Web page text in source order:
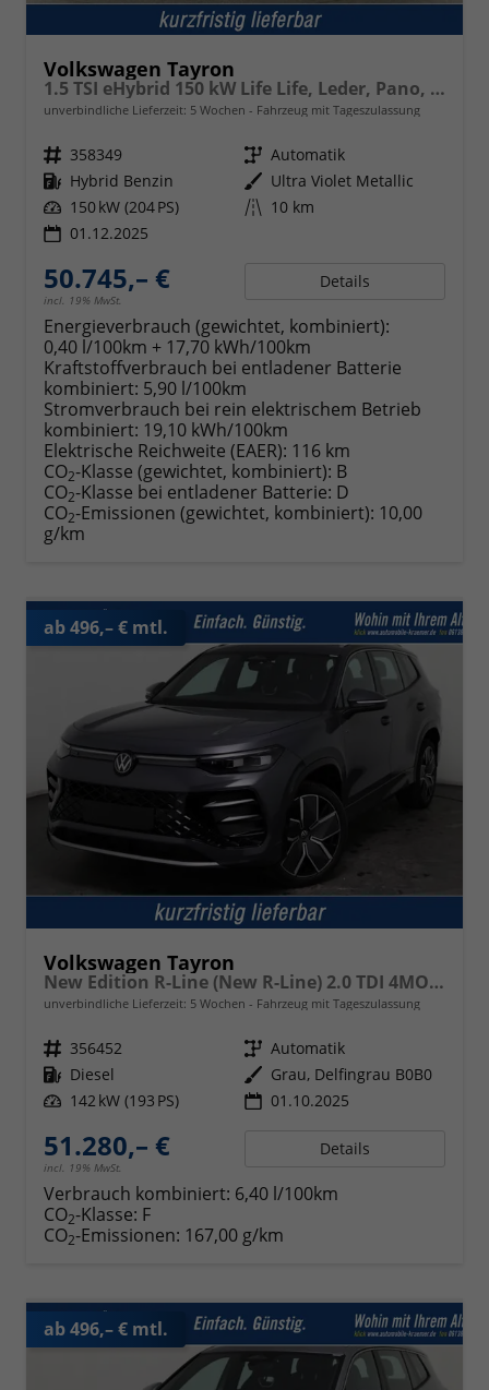
Volkswagen Tayron
1.5 TSI eHybrid 150 kW Life Life, Leder, Pano, HuD, AHK, AreaView, Side, Navi, Winter, 5-J. Garantie
unverbindliche Lieferzeit: 5 Wochen Fahrzeug mit Tageszulassung
Fahrzeugnr. 358349 Getriebe Automatik
Kraftstoff Hybrid Benzin Außenfarbe Ultra Violet Metallic
Leistung 150 kW (204 PS) Kilometerstand 10 km
01.12.2025
50.745,– €
incl. 19% MwSt.
Details
Energieverbrauch (gewichtet, kombiniert):
0,40 l/100km + 17,70 kWh/100km
Kraftstoffverbrauch bei entladener Batterie
kombiniert: 5,90 l/100km
Stromverbrauch bei rein elektrischem Betrieb
kombiniert: 19,10 kWh/100km
Elektrische Reichweite (EAER): 116 km
CO2-Klasse (gewichtet, kombiniert): B
CO2-Klasse bei entladener Batterie: D
CO2-Emissionen (gewichtet, kombiniert): 10,00
g/km
ab 496,– € mtl.
Volkswagen Tayron
New Edition R-Line (New R-Line) 2.0 TDI 4MOTION 142kW (193 PS) 7-Gang-Doppelkupplungsgetriebe DSG
unverbindliche Lieferzeit: 5 Wochen Fahrzeug mit Tageszulassung
Fahrzeugnr. 356452 Getriebe Automatik
Kraftstoff Diesel Außenfarbe Grau, Delfingrau B0B0
Leistung 142 kW (193 PS) 01.10.2025
51.280,– €
incl. 19% MwSt.
Details
Verbrauch kombiniert: 6,40 l/100km
CO2-Klasse: F
CO2-Emissionen: 167,00 g/km
ab 496,– € mtl.